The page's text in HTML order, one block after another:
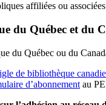
affiliées ou
du Québec et du
du Québec ou du
de bibliothèque
d’abonnement au